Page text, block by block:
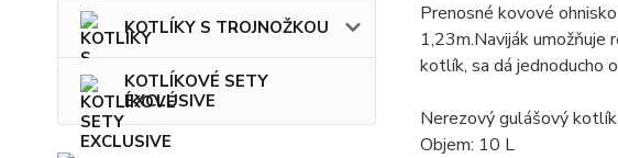
KOTLÍKY S TROJNOŽKOU
KOTLÍKOVÉ SETY
EXCLUSIVE
Prenosné kovové
1,23m.Naviják umožňuje
kotlík, sa dá jednoducho
Nerezový gulášový
Objem: 10 L